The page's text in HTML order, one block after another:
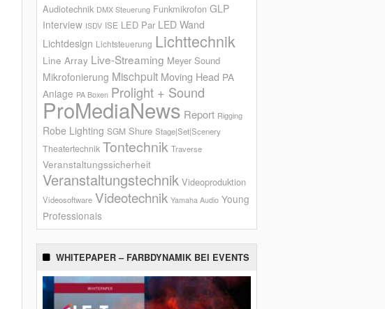
Audiotechnik DMX Steuerung Funkmikrofon GLP
Interview ISDV ISE LED Par LED Wand
Lichtdesign Lichtsteuerung Lichttechnik
Line Array Live-Streaming Meyer Sound
Mikrofonierung Mischpult Moving Head PA
Anlage PA Boxen Prolight + Sound
ProMediaNews Report Rigging
Robe Lighting SGM Shure Stage|Set|Scenery
Theatertechnik Tontechnik Traverse
Veranstaltungssicherheit
Veranstaltungstechnik Videoproduktion
Videosoftware Videotechnik Yamaha Audio Young
Professionals
WHITEPAPER – FARBDYNAMIK BEI EVENTS